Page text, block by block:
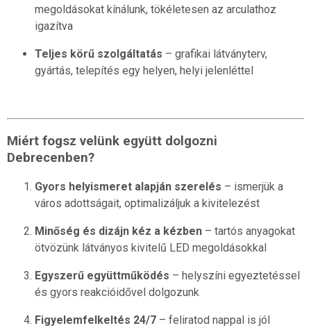
megoldásokat kínálunk, tökéletesen az arculathoz
igazítva
Teljes körű szolgáltatás – grafikai látványterv,
gyártás, telepítés egy helyen, helyi jelenléttel
Miért fogsz velünk együtt dolgozni
Debrecenben?
Gyors helyismeret alapján szerelés – ismerjük a
város adottságait, optimalizáljuk a kivitelezést
Minőség és dizájn kéz a kézben – tartós anyagokat
ötvözünk látványos kivitelű LED megoldásokkal
Egyszerű együttműködés – helyszíni egyeztetéssel
és gyors reakcióidővel dolgozunk
Figyelemfelkeltés 24/7 – feliratod nappal is jól